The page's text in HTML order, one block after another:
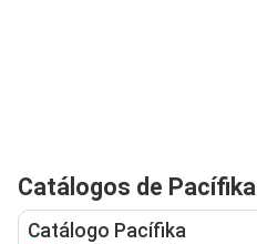
Catálogos de Pacífika
Catálogo Pacífika